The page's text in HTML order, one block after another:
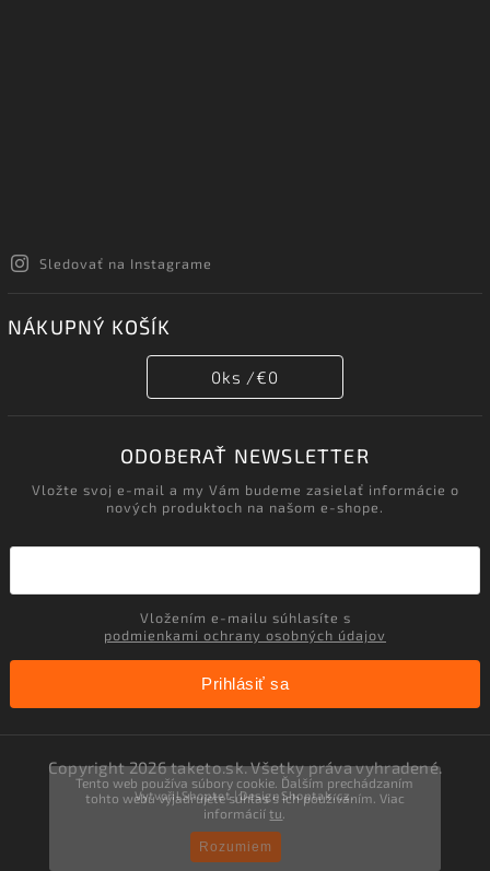
Tento web používa súbory cookie. Ďalším prechádzaním
tohto webu vyjadrujete súhlas s ich používaním. Viac
informáciítu
Rozumiem
Sledovať na Instagrame
NÁKUPNÝ KOŠÍK
0ks /€0
ODOBERAŤ NEWSLETTER
Vložte svoj e-mail a my Vám budeme zasielať informácie o
nových produktoch na našom e-shope.
podmienkami ochrany osobných údajov
Prihlásiť sa
Copyright 2026taketo.sk. Všetky práva vyhradené.
VytvořilShoptet| Design Shoptak.cz.